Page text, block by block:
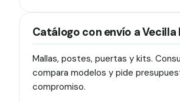
Catálogo con envío a Vecilla
Mallas, postes, puertas y kits.
compara modelos y pide
compromiso.